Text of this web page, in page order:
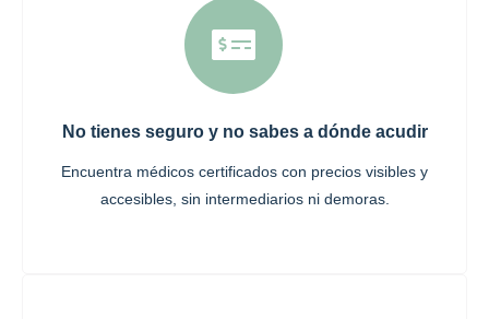
No tienes seguro y no sabes a dónde acudir
Encuentra médicos certificados con precios visibles y
accesibles, sin intermediarios ni demoras.